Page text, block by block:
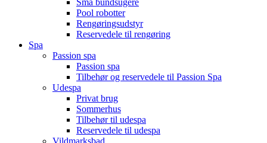
Små bundsugere
Pool robotter
Rengøringsudstyr
Reservedele til rengøring
Spa
Passion spa
Passion spa
Tilbehør og reservedele til Passion Spa
Udespa
Privat brug
Sommerhus
Tilbehør til udespa
Reservedele til udespa
Vildmarksbad